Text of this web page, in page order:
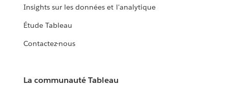
Insights sur les données et l'analytique
Étude Tableau
Contactez-nous
La communauté Tableau